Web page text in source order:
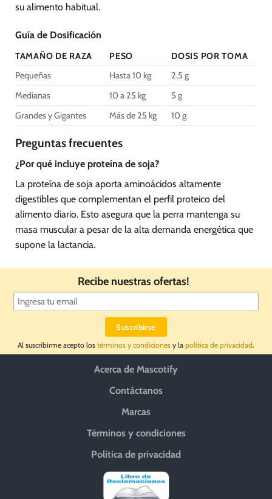
su alimento habitual.
Guía de Dosificación
TAMAÑO DE RAZA PESO
DOSIS POR TOMA
Pequeñas
Hasta 10 kg
2,5 g
Medianas
10 a 25 kg
5 g
Grandes y Gigantes
Más de 25 kg 10 g
Preguntas frecuentes
¿Por qué incluye proteína de soja?
La proteína de soja aporta aminoácidos altamente
digestibles que complementan el perfil proteico del
alimento diario. Esto asegura que la perra mantenga su
masa muscular a pesar de la alta demanda energética que
supone la lactancia.
Recibe nuestras ofertas!
Al suscribirme acepto los términos y condiciones y la política de privacidad.
Acerca de Mascotify
Contáctanos
Marcas
Términos y condiciones
Política de privacidad